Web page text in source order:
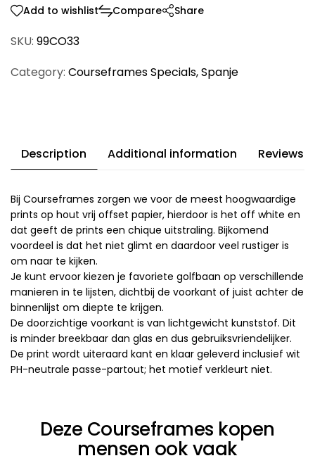
Add to wishlist Compare Share
SKU: 99CO33
Category: Courseframes Specials,Spanje
Description Additional information Reviews
Bij Courseframes zorgen we voor de meest hoogwaardige
prints op hout vrij offset papier, hierdoor is het off white en
dat geeft de prints een chique uitstraling. Bijkomend
voordeel is dat het niet glimt en daardoor veel rustiger is
om naar te kijken.
Je kunt ervoor kiezen je favoriete golfbaan op verschillende
manieren in te lijsten, dichtbij de voorkant of juist achter de
binnenlijst om diepte te krijgen.
De doorzichtige voorkant is van lichtgewicht kunststof. Dit
is minder breekbaar dan glas en dus gebruiksvriendelijker.
De print wordt uiteraard kant en klaar geleverd inclusief wit
PH-neutrale passe-partout; het motief verkleurt niet.
Deze Courseframes kopen
mensen ook vaak